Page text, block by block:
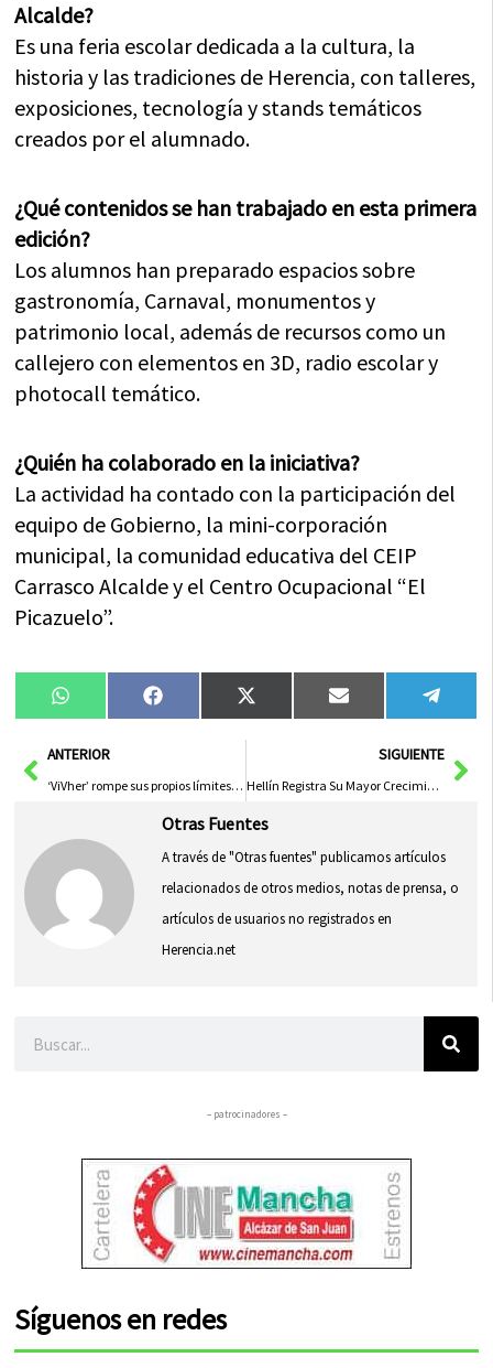
Alcalde?
Es una feria escolar dedicada a la cultura, la
historia y las tradiciones de Herencia, con talleres,
exposiciones, tecnología y stands temáticos
creados por el alumnado.
¿Qué contenidos se han trabajado en esta primera
edición?
Los alumnos han preparado espacios sobre
gastronomía, Carnaval, monumentos y
patrimonio local, además de recursos como un
callejero con elementos en 3D, radio escolar y
photocall temático.
¿Quién ha colaborado en la iniciativa?
La actividad ha contado con la participación del
equipo de Gobierno, la mini-corporación
municipal, la comunidad educativa del CEIP
Carrasco Alcalde y el Centro Ocupacional “El
Picazuelo”.
Compartir
en
WhatsAppCompartir
en
FacebookCompartir
en
X
(Twitter)
Compartir
en
Email
en
AntANTERIOR
‘ViVher’ rompe sus propios límites con más de 30 propuestas culturales y dos citas inéditas que marcarán un verano histórico en Herencia
SIGUIENTE
Hellín Registra Su Mayor Crecimiento Laboral en Dos Décadas
Otras Fuentes
A través de "Otras fuentes" publicamos artículos
relacionados de otros medios, notas de prensa, o
artículos de usuarios no registrados en
Herencia.net
– patrocinadores –
Síguenos en redes